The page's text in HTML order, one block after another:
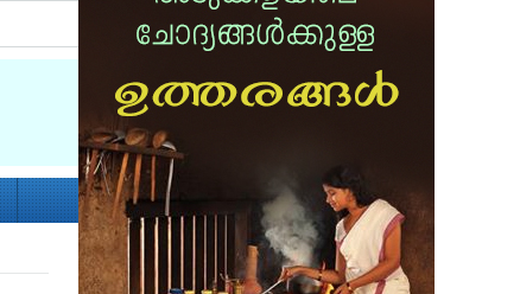
Socialize with us